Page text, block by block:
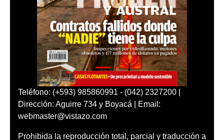
Teléfono: (+593) 985860991 - (042) 2327200 |
Dirección: Aguirre 734 y Boyacá | Email:
webmaster@vistazo.com
Prohibida la reproducción total, parcial y traducción a